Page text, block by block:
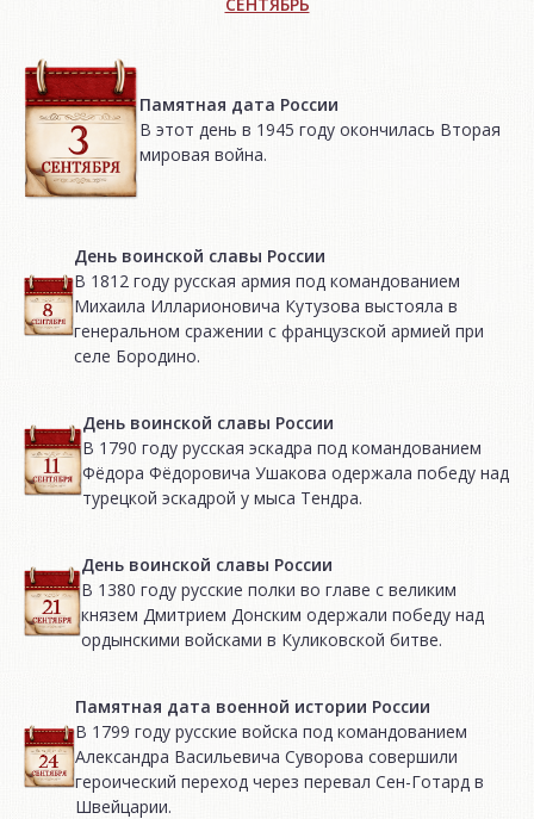
Памятная дата России
В этот день в 1945 году окончилась Вторая
мировая война.
День воинской славы России
В 1812 году русская армия под командованием
Михаила Илларионовича Кутузова выстояла в
генеральном сражении с французской армией при
селе Бородино.
День воинской славы России
В 1790 году русская эскадра под командованием
Фёдора Фёдоровича Ушакова одержала победу над
турецкой эскадрой у мыса Тендра.
День воинской славы России
В 1380 году русские полки во главе с великим
князем Дмитрием Донским одержали победу над
ордынскими войсками в Куликовской битве.
Памятная дата военной истории России
В 1799 году русские войска под командованием
Александра Васильевича Суворова совершили
героический переход через перевал Сен-Готард в
Швейцарии.